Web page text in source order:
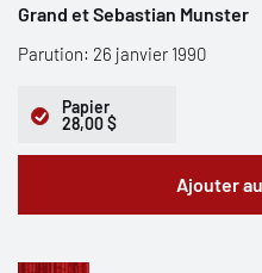
Grand et Sebastian Munster
Parution: 26 janvier 1990
Papier
28,00 $
Ajouter